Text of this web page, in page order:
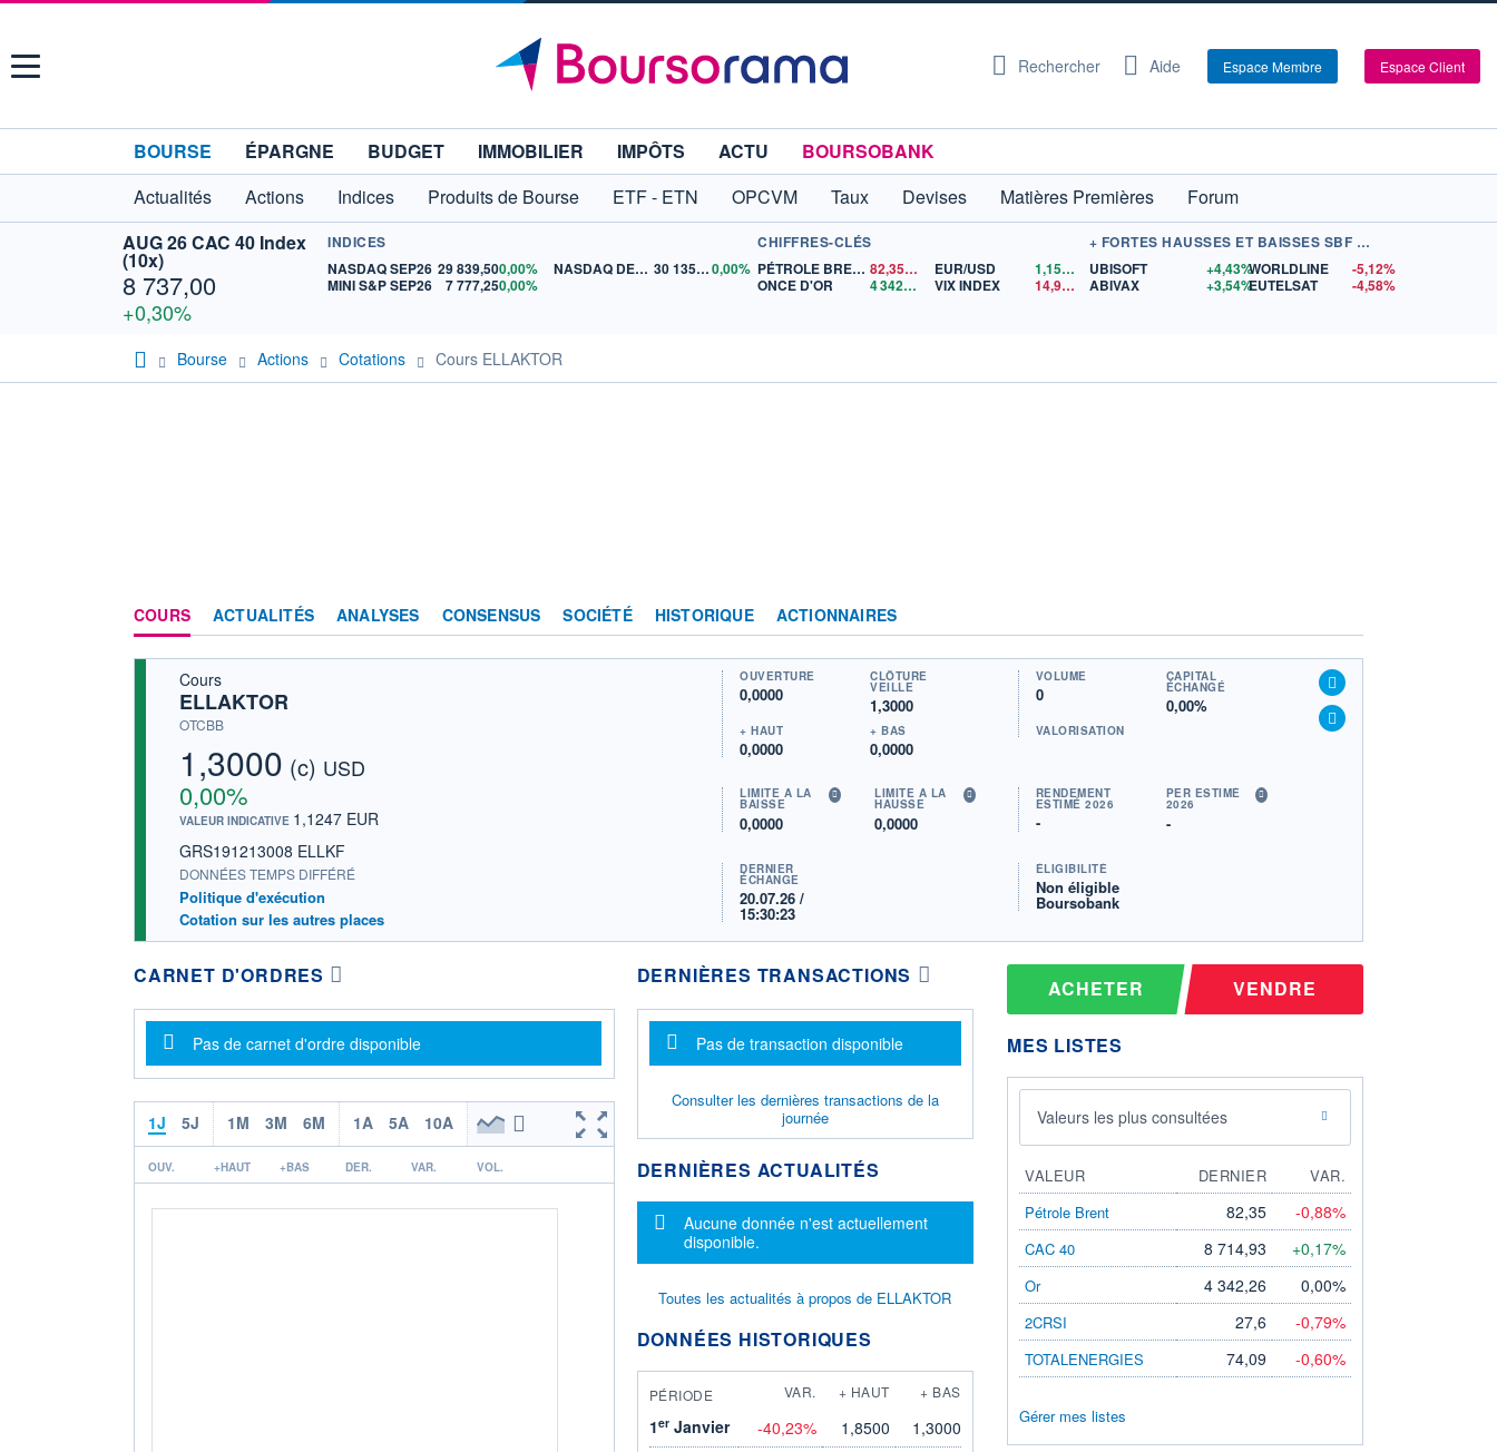
Menu Rechercher Aide Espace Membre Espace Client
BOURSE ÉPARGNE BUDGET IMMOBILIER IMPÔTS ACTU
BOURSOBANK
Actualités
Actions Indices Produits de Bourse ETF - ETN OPCVM Taux Devises Matières Premières
Forum
AUG 26 CAC 40 Index
(10x)
8 737,00
+0,30%
INDICES
NASDAQ SEP26 29 839,500,00%
MINI S&P SEP26
7 777,250,00%
NASDAQ DEC26 30 135,000,00%
CHIFFRES-CLÉS
PÉTROLE BRENT
82,35
$US
ONCE D'OR
4 342,26 $US
EUR/USD 1,1559
$US
VIX INDEX
14,90$US
+ FORTES HAUSSES ET BAISSES SBF 120
UBISOFT
+4,43%
ABIVAX
+3,54%
WORLDLINE
-5,12%
EUTELSAT
-4,58%
Bourse Actions Cotations Cours ELLAKTOR
COURS ACTUALITÉS ANALYSES CONSENSUS SOCIÉTÉ HISTORIQUE ACTIONNAIRES
Cours
ELLAKTOR
OTCBB
1,3000 (c) USD
0,00%
VALEUR INDICATIVE 1,1247 EUR
GRS191213008 ELLKF
DONNÉES TEMPS DIFFÉRÉ
Politique d'exécution
Cotation sur les autres places
OUVERTURE
0,0000
CLÔTURE
VEILLE
1,3000
+ HAUT
0,0000
+ BAS
0,0000
VOLUME
0
CAPITAL
ÉCHANGÉ
0,00%
VALORISATION
LIMITE À LA
BAISSE
0,0000
LIMITE À LA
HAUSSE
0,0000
RENDEMENT
ESTIMÉ 2026
-
PER ESTIMÉ
2026
-
DERNIER
ÉCHANGE
20.07.26 /
15:30:23
ÉLIGIBILITÉ
Non éligible
Boursobank
CARNET D'ORDRES
Message d'information
Pas de carnet d'ordre disponible
1J 5J 1M 3M 6M 1A 5A 10A
OUV. +HAUT +BAS DER. VAR. VOL.
DERNIÈRES TRANSACTIONS
Message d'information
Pas de transaction disponible
Consulter les dernières transactions de la
journée
DERNIÈRES ACTUALITÉS
Message d'information
Aucune donnée n'est actuellement
disponible.
Toutes les actualités à propos de ELLAKTOR
DONNÉES HISTORIQUES
PÉRIODE VAR. + HAUT + BAS
1erJanvier -40,23% 1,8500
1,3000
ACHETER VENDRE
MES LISTES
Valeurs les plus consultées
VALEUR DERNIER
VAR.
Pétrole Brent
82,35 -0,88%
CAC 40 8 714,93 +0,17%
Or 4 342,26 0,00%
2CRSI 27,6 -0,79%
TOTALENERGIES 74,09 -0,60%
Gérer mes listes